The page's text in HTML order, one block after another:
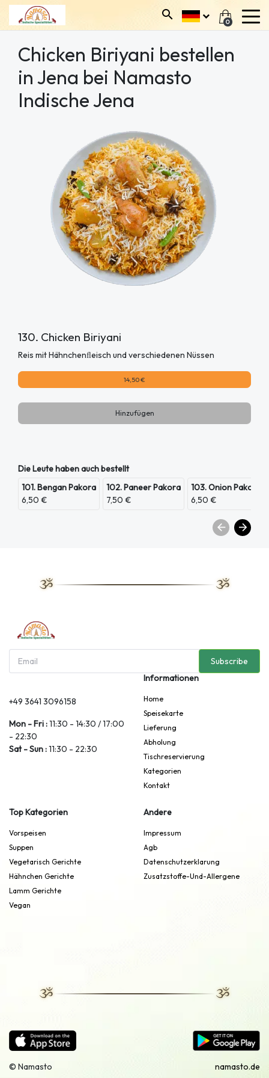
0
Chicken Biriyani bestellen
in Jena bei Namasto
Indische Jena
130. Chicken Biriyani
Reis mit Hähnchenﬂeisch und verschiedenen Nüssen
14,50 €
Hinzufügen
Die Leute haben auch bestellt
101. Bengan Pakora
6,50 €
102. Paneer Pakora
7,50 €
103. Onion Pakora
6,50 €
Subscribe
+49 3641 3096158
Mon - Fri :11:30 - 14:30 / 17:00
- 22:30
Sat - Sun :11:30 - 22:30
Informationen
Home
Speisekarte
Lieferung
Abholung
Tischreservierung
Kategorien
Kontakt
Top Kategorien
Vorspeisen
Suppen
Vegetarisch Gerichte
Hähnchen Gerichte
Lamm Gerichte
Vegan
Andere
Impressum
Agb
Datenschutzerklarung
Zusatzstoffe-Und-Allergene
© Namasto namasto.de